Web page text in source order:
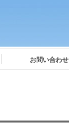
お問い合わせ